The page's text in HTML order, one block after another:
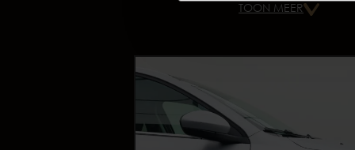
TOON MEER